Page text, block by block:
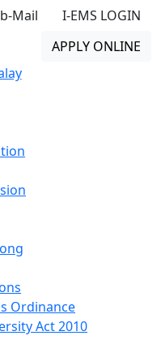
Mail
I-EMS LOGIN
APPLY ONLINE
Ordinance
Act 2010